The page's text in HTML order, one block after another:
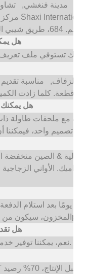
مدينة فنغشي,
هل
الزفاف, مناسبة
هل
إذا كانت اللوحات الرئيسية أكثر من 500
عالية & الصين منخفضة
الأواني الزجاجية
عادةً ما يكون وقت التسليم لدينا هو 35
نعم، يمكننا توفير خدمة صانعي القطع الأصلية لعملائنا.